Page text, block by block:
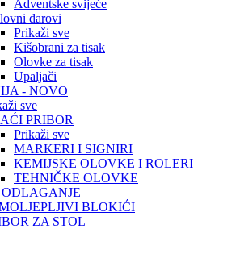
Adventske svijeće
darovi
Prikaži sve
Kišobrani za tisak
Olovke za tisak
Upaljači
- NOVO
sve
PRIBOR
Prikaži sve
MARKERI I SIGNIRI
KEMIJSKE OLOVKE I ROLERI
TEHNIČKE OLOVKE
BLOKIĆI
ZA STOL